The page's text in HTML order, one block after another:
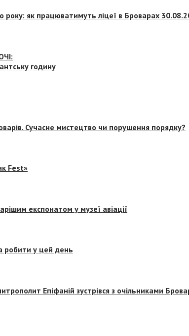
року: як працюватимуть ліцеї в Броварах
годину
Сучасне мистецтво чи порушення порядку?
Fest»
експонатом у музеї авіації
робити у цей день
Епіфаній зустрівся з очільниками